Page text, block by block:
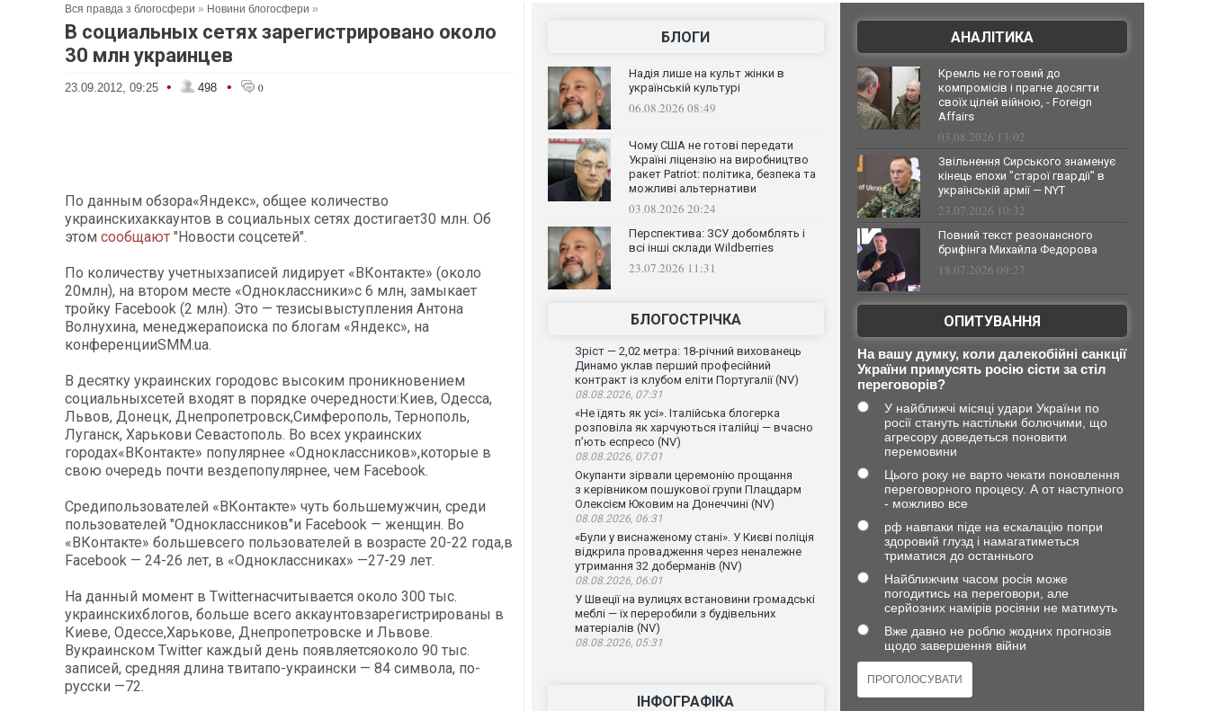
Вся правда з блогосфери » Новини блогосфери »
В социальных сетях зарегистрировано около
30 млн украинцев
23.09.2012, 09:25 • 498 • 0
По данным обзора«Яндекс», общее количество
украинскихаккаунтов в социальных сетях достигает30 млн. Об
этом сообщают "Новости соцсетей".
По количеству учетныхзаписей лидирует «ВКонтакте» (около
20млн), на втором месте «Одноклассники»с 6 млн, замыкает
тройку Facebook (2 млн). Это — тезисывыступления Антона
Волнухина, менеджерапоиска по блогам «Яндекс», на
конференцииSMM.ua.
В десятку украинских городовс высоким проникновением
социальныхсетей входят в порядке очередности:Киев, Одесса,
Львов, Донецк, Днепропетровск,Симферополь, Тернополь,
Луганск, Харькови Севастополь. Во всех украинских
городах«ВКонтакте» популярнее «Одноклассников»,которые в
свою очередь почти вездепопулярнее, чем Facebook.
Средипользователей «ВКонтакте» чуть большемужчин, среди
пользователей "Одноклассников"и Facebook — женщин. Во
«ВКонтакте» большевсего пользователей в возрасте 20-22 года,в
Facebook — 24-26 лет, в «Одноклассниках» —27-29 лет.
На данный момент в Twitterнасчитывается около 300 тыс.
украинскихблогов, больше всего аккаунтовзарегистрированы в
Киеве, Одессе,Харькове, Днепропетровске и Львове.
Вукраинском Twitter каждый день появляетсяоколо 90 тыс.
записей, средняя длина твитапо-украински — 84 символа, по-
русски —72.
БЛОГИ
Надія лише на культ жінки в
українській культурі
06.08.2026 08:49
Чому США не готові передати
Україні ліцензію на виробництво
ракет Patriot: політика, безпека та
можливі альтернативи
03.08.2026 20:24
Перспектива: ЗСУ добомблять і
всі інші склади Wildberries
23.07.2026 11:31
БЛОГОСТРІЧКА
Зріст — 2,02 метра: 18-річний вихованець
Динамо уклав перший професійний
контракт із клубом еліти Португалії (NV)
08.08.2026, 07:31
«Не їдять як усі». Італійська блогерка
розповіла як харчуються італійці — вчасно
п’ють еспресо (NV)
08.08.2026, 07:01
Окупанти зірвали церемонію прощання
з керівником пошукової групи Плацдарм
Олексієм Юковим на Донеччині (NV)
08.08.2026, 06:31
«Були у виснаженому стані». У Києві поліція
відкрила провадження через неналежне
утримання 32 доберманів (NV)
08.08.2026, 06:01
У Швеції на вулицях встановини громадські
меблі — їх переробили з будівельних
матеріалів (NV)
08.08.2026, 05:31
ІНФОГРАФІКА
АНАЛІТИКА
Кремль не готовий до
компромісів і прагне досягти
своїх цілей війною, - Foreign
Affairs
03.08.2026 13:02
Звільнення Сирського знаменує
кінець епохи "старої гвардії" в
українській армії — NYT
23.07.2026 10:32
Повний текст резонансного
брифінга Михайла Федорова
18.07.2026 09:27
ОПИТУВАННЯ
На вашу думку, коли далекобійні санкції
України примусять росію сісти за стіл
переговорів?
У найближчі місяці удари України по
росії стануть настільки болючими, що
агресору доведеться поновити
перемовини
Цього року не варто чекати поновлення
переговорного процесу. А от наступного
- можливо все
рф навпаки піде на ескалацію попри
здоровий глузд і намагатиметься
триматися до останнього
Найближчим часом росія може
погодитись на переговори, але
серйозних намірів росіяни не матимуть
Вже давно не роблю жодних прогнозів
щодо завершення війни